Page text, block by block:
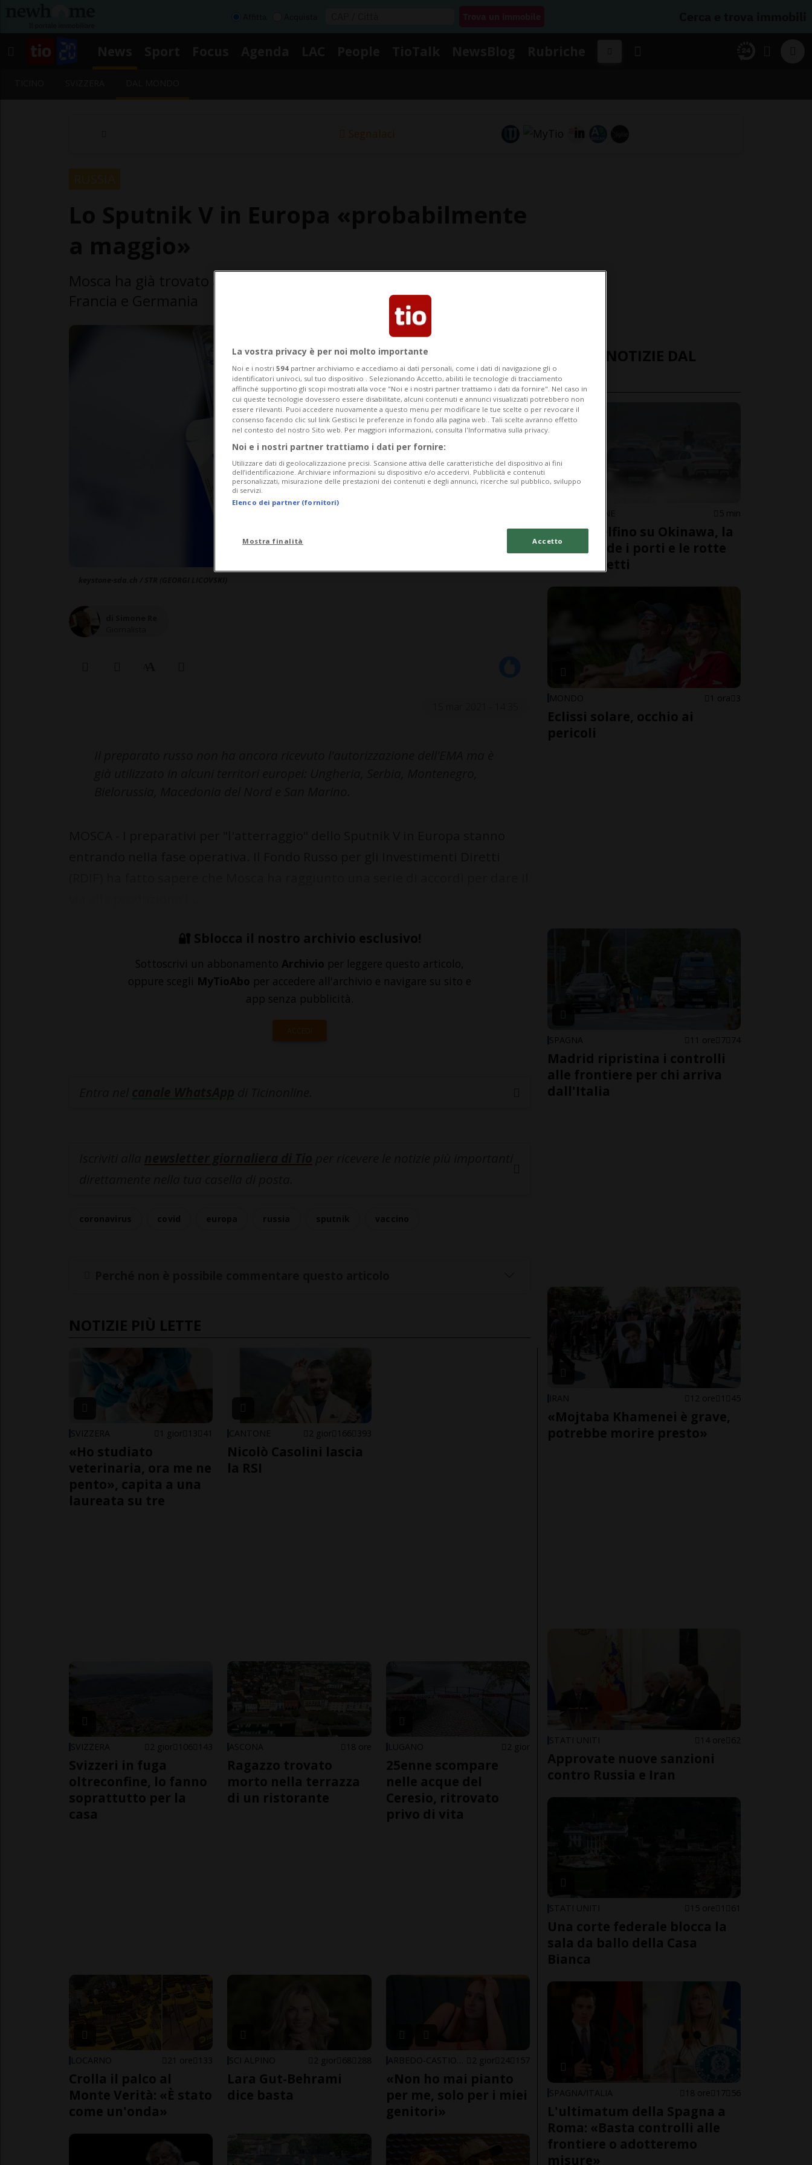
Segnalaci
🔐 Sblocca il nostro archivio esclusivo!
Sottoscrivi un abbonamento Archivio per leggere questo articolo,
oppure scegli MyTioAbo per accedere all'archivio e navigare su sito e
app senza pubblicità.
ACCEDI
NOTIZIE PIÙ LETTE
SVIZZERA 1 gior 13 41
«Ho studiato
veterinaria, ora me ne
pento», capita a una
laureata su tre
CANTONE 2 gior 166 393
Nicolò Casolini lascia
la RSI
SVIZZERA 2 gior 106 143
Svizzeri in fuga
oltreconfine, lo fanno
soprattutto per la
casa
ASCONA 18 ore
Ragazzo trovato
morto nella terrazza
di un ristorante
LUGANO 2 gior
25enne scompare
nelle acque del
Ceresio, ritrovato
privo di vita
LOCARNO 21 ore 133
Crolla il palco al
Monte Verità: «È stato
come un'onda»
SCI ALPINO 2 gior 68 288
Lara Gut-Behrami
dice basta
2 gior 24 157
«Non ho mai pianto
per me, solo per i miei
genitori»
ULTIME NOTIZIE DAL
MONDO
CINA/GIAPPONE 5 min
Tifone Delfino su Okinawa, la
Cina chiude i porti e le rotte
dei traghetti
MONDO 1 ora 3
Eclissi solare, occhio ai
pericoli
SPAGNA 11 ore 7 74
Madrid ripristina i controlli
alle frontiere per chi arriva
dall'Italia
IRAN 12 ore 1 45
«Mojtaba Khamenei è grave,
potrebbe morire presto»
STATI UNITI 14 ore 62
Approvate nuove sanzioni
contro Russia e Iran
STATI UNITI 15 ore 1 61
Una corte federale blocca la
sala da ballo della Casa
Bianca
SPAGNA/ITALIA 18 ore 17 56
L'ultimatum della Spagna a
Roma: «Basta controlli alle
frontiere o adotteremo
misure»
La vostra privacy è per noi molto importante
Noi e i nostri 594 partner archiviamo e accediamo ai dati personali, come i dati di navigazione gli o
identificatori univoci, sul tuo dispositivo . Selezionando Accetto, abiliti le tecnologie di tracciamento
affinché supportino gli scopi mostrati alla voce "Noi e i nostri partner trattiamo i dati da fornire". Nel caso in
cui queste tecnologie dovessero essere disabilitate, alcuni contenuti e annunci visualizzati potrebbero non
essere rilevanti. Puoi accedere nuovamente a questo menu per modificare le tue scelte o per revocare il
consenso facendo clic sul link Gestisci le preferenze in fondo alla pagina web.. Tali scelte avranno effetto
nel contesto del nostro Sito web. Per maggiori informazioni, consulta l'Informativa sulla privacy.
Noi e i nostri partner trattiamo i dati per fornire:
Utilizzare dati di geolocalizzazione precisi. Scansione attiva delle caratteristiche del dispositivo ai fini
dell’identificazione. Archiviare informazioni su dispositivo e/o accedervi. Pubblicità e contenuti
personalizzati, misurazione delle prestazioni dei contenuti e degli annunci, ricerche sul pubblico, sviluppo
di servizi.
Elenco dei partner (fornitori)
Mostra finalità Accetto